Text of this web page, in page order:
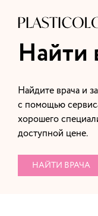
Найти
Найдите врача и
с помощью
хорошего
доступной цене.
НАЙТИ ВРАЧА